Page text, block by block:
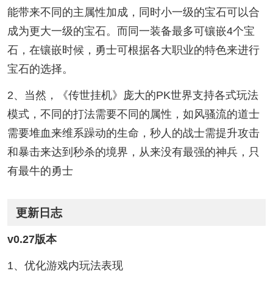
能带来不同的主属性加成，同时小一级的宝石可以合
成为更大一级的宝石。而同一装备最多可镶嵌4个宝
石，在镶嵌时候，勇士可根据各大职业的特色来进行
宝石的选择。
2、当然，《传世挂机》庞大的PK世界支持各式玩法
模式，不同的打法需要不同的属性，如风骚流的道士
需要堆血来维系躁动的生命，秒人的战士需提升攻击
和暴击来达到秒杀的境界，从来没有最强的神兵，只
有最牛的勇士
更新日志
v0.27版本
1、优化游戏内玩法表现